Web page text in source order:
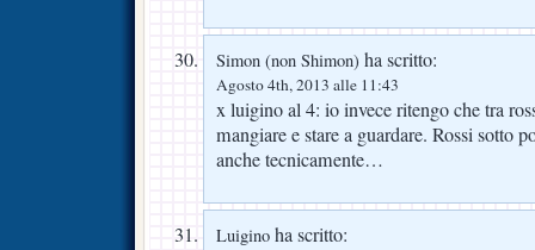
Simon (non Shimon) ha scritto:
Agosto 4th, 2013 alle 11:43
x luigino al 4: io invece ritengo che tra
mangiare e stare a guardare. Rossi sotto
anche tecnicamente…
Luigino ha scritto: